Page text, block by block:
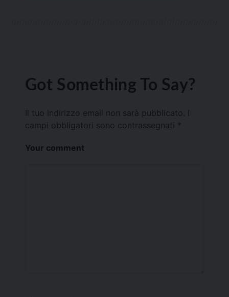
Got Something To Say?
Il tuo indirizzo email non sarà pubblicato.
campi obbligatori sono contrassegnati *
Your comment